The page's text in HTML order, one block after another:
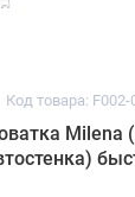
Код товара: F002-
Milena